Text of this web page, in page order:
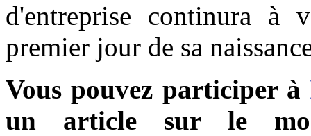
d'entreprise continura à
premier jour de sa
Vous pouvez participer à
un article sur le